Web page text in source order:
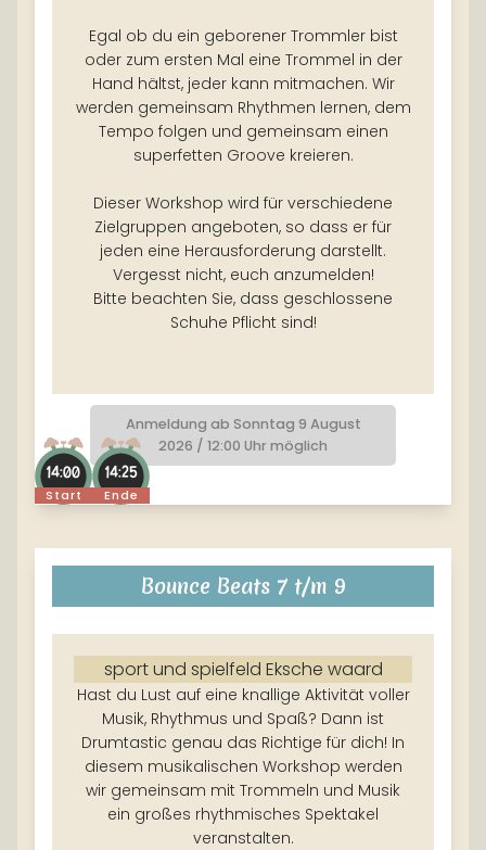
Egal ob du ein geborener Trommler bist
oder zum ersten Mal eine Trommel in der
Hand hältst, jeder kann mitmachen. Wir
werden gemeinsam Rhythmen lernen, dem
Tempo folgen und gemeinsam einen
superfetten Groove kreieren.
Dieser Workshop wird für verschiedene
Zielgruppen angeboten, so dass er für
jeden eine Herausforderung darstellt.
Vergesst nicht, euch anzumelden!
Bitte beachten Sie, dass geschlossene
Schuhe Pflicht sind!
Anmeldung ab Sonntag 9 August
2026 / 12:00 Uhr möglich
Start
14:00
Ende
14:25
Bounce Beats 7 t/m 9
sport und spielfeld Eksche waard
Hast du Lust auf eine knallige Aktivität voller
Musik, Rhythmus und Spaß? Dann ist
Drumtastic genau das Richtige für dich! In
diesem musikalischen Workshop werden
wir gemeinsam mit Trommeln und Musik
ein großes rhythmisches Spektakel
veranstalten.